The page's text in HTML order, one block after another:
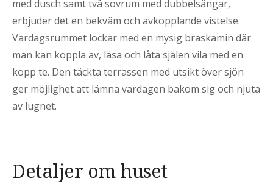
med dusch samt två sovrum med dubbelsängar,
erbjuder det en bekväm och avkopplande vistelse.
Vardagsrummet lockar med en mysig braskamin där
man kan koppla av, läsa och låta själen vila med en
kopp te. Den täckta terrassen med utsikt över sjön
ger möjlighet att lämna vardagen bakom sig och njuta
av lugnet.
Detaljer om huset